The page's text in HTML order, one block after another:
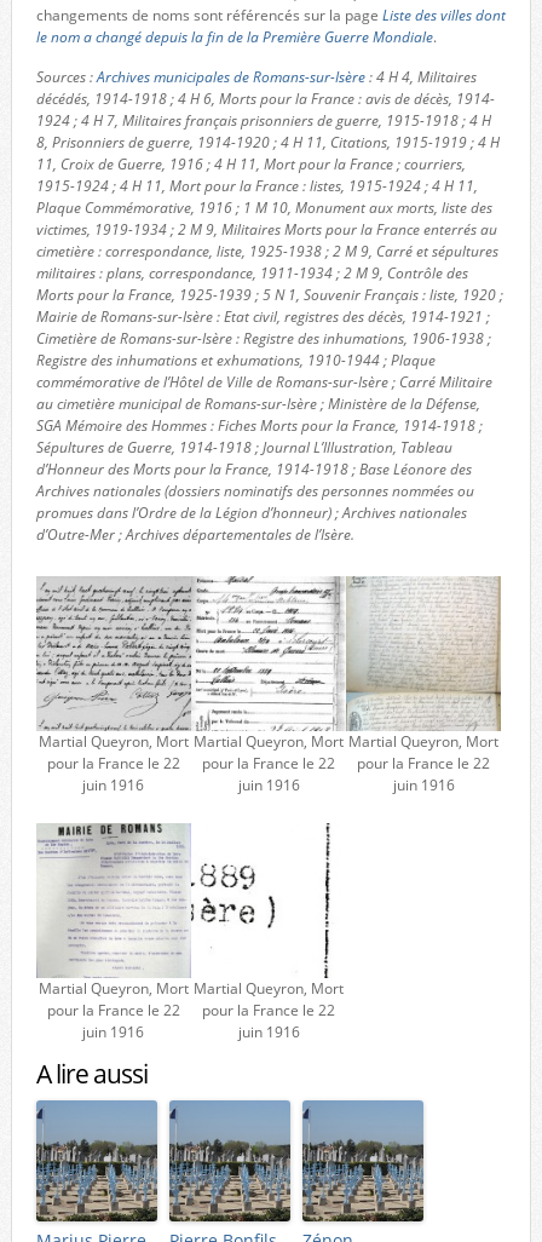
changements de noms sont référencés sur la page Liste des villes dont
le nom a changé depuis la fin de la Première Guerre Mondiale.
Sources :Archives municipales de Romans-sur-Isère: 4 H 4, Militaires
décédés, 1914-1918 ; 4 H 6, Morts pour la France : avis de décès, 1914-
1924 ; 4 H 7, Militaires français prisonniers de guerre, 1915-1918 ; 4 H
8, Prisonniers de guerre, 1914-1920 ; 4 H 11, Citations, 1915-1919 ; 4 H
11, Croix de Guerre, 1916 ; 4 H 11, Mort pour la France ; courriers,
1915-1924 ; 4 H 11, Mort pour la France : listes, 1915-1924 ; 4 H 11,
Plaque Commémorative, 1916 ; 1 M 10, Monument aux morts, liste des
victimes, 1919-1934 ; 2 M 9, Militaires Morts pour la France enterrés au
cimetière : correspondance, liste, 1925-1938 ; 2 M 9, Carré et sépultures
militaires : plans, correspondance, 1911-1934 ; 2 M 9, Contrôle des
Morts pour la France, 1925-1939 ; 5 N 1, Souvenir Français : liste, 1920 ;
Mairie de Romans-sur-Isère : Etat civil, registres des décès, 1914-1921 ;
Cimetière de Romans-sur-Isère : Registre des inhumations, 1906-1938 ;
Registre des inhumations et exhumations, 1910-1944 ; Plaque
commémorative de l’Hôtel de Ville de Romans-sur-Isère ; Carré Militaire
au cimetière municipal de Romans-sur-Isère ; Ministère de la Défense,
SGA Mémoire des Hommes : Fiches Morts pour la France, 1914-1918 ;
Sépultures de Guerre, 1914-1918 ; Journal L’Illustration, Tableau
d’Honneur des Morts pour la France, 1914-1918 ; Base Léonore des
Archives nationales (dossiers nominatifs des personnes nommées ou
promues dans l’Ordre de la Légion d’honneur) ; Archives nationales
d’Outre-Mer ; Archives départementales de l’Isère.
Martial Queyron, Mort
pour la France le 22
juin 1916
Martial Queyron, Mort
pour la France le 22
juin 1916
Martial Queyron, Mort
pour la France le 22
juin 1916
Martial Queyron, Mort
pour la France le 22
juin 1916
Martial Queyron, Mort
pour la France le 22
juin 1916
A lire aussi